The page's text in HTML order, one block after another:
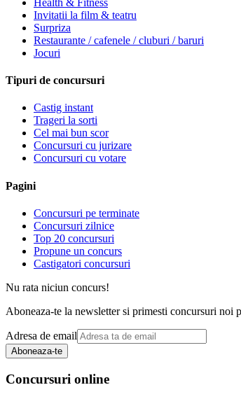
Invitatii la film & teatru
Surpriza
Restaurante / cafenele / cluburi / baruri
Jocuri
Tipuri de concursuri
Castig instant
Trageri la sorti
Cel mai bun scor
Concursuri cu jurizare
Concursuri cu votare
Pagini
Concursuri pe terminate
Concursuri zilnice
Top 20 concursuri
Propune un concurs
Castigatori concursuri
Nu rata niciun concurs!
Aboneaza-te la newsletter si primesti concursuri noi
Adresa de email
Aboneaza-te
Concursuri online